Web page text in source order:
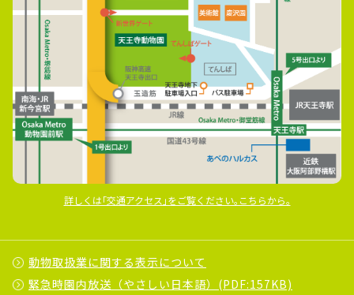
詳しくは｢交通アクセス｣をご覧ください｡こちらから｡
動物取扱業に関する表示について
緊急時園内放送（やさしい日本語）(PDF:157KB)